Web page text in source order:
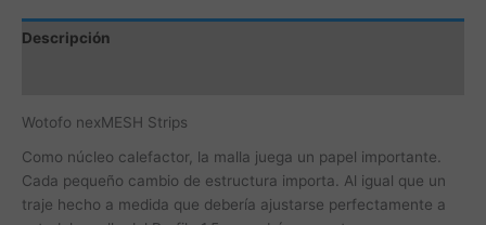
Descripción
Wotofo nexMESH Strips
Como núcleo calefactor, la malla juega un papel importante.
Cada pequeño cambio de estructura importa. Al igual que un
traje hecho a medida que debería ajustarse perfectamente a